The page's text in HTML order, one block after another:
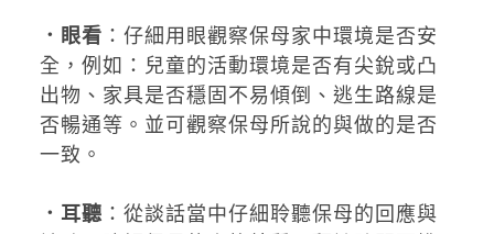
．眼看 ：仔細用眼觀察保母家中環境是否安
全，例如：兒童的活動環境是否有尖銳或凸
出物、家具是否穩固不易傾倒、逃生路線是
否暢通等。並可觀察保母所說的與做的是否
一致。
．耳聽 ：從談話當中仔細聆聽保母的回應與